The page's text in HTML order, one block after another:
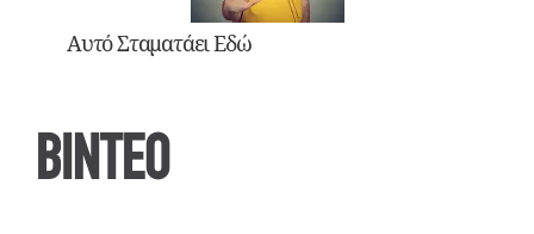
Αυτό Σταματάει Εδώ
ΒΙΝΤΕΟ